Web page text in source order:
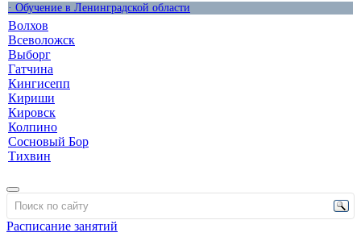
· Обучение в Ленинградской области
Волхов
Всеволожск
Выборг
Гатчина
Кингисепп
Кириши
Кировск
Колпино
Сосновый Бор
Тихвин
Расписание занятий